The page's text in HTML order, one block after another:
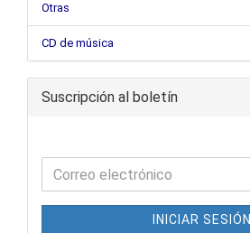
Otras
CD de música
Suscripción al boletín
INICIAR SESIÓN